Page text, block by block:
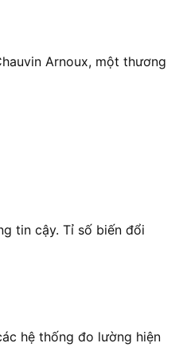
Arnoux, một thương
tin cậy. Tỉ số biến đổi
hệ thống đo lường hiện